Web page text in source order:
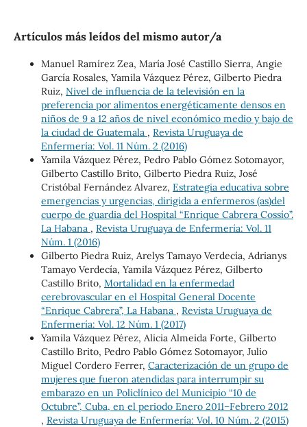
Artículos más leídos del mismo autor/a
Manuel Ramírez Zea, María José Castillo Sierra, Angie
García Rosales, Yamila Vázquez Pérez, Gilberto Piedra
Ruiz, Nivel de influencia de la televisión en la
preferencia por alimentos energéticamente densos en
niños de 9 a 12 años de nivel económico medio y bajo de
la ciudad de Guatemala , Revista Uruguaya de
Enfermería: Vol. 11 Núm. 2 (2016)
Yamila Vázquez Pérez, Pedro Pablo Gómez Sotomayor,
Gilberto Castillo Brito, Gilberto Piedra Ruiz, José
Cristóbal Fernández Alvarez, Estrategia educativa sobre
emergencias y urgencias, dirigida a enfermeros (as)del
cuerpo de guardia del Hospital “Enrique Cabrera Cossío”.
La Habana , Revista Uruguaya de Enfermería: Vol. 11
Núm. 1 (2016)
Gilberto Piedra Ruiz, Arelys Tamayo Verdecía, Adrianys
Tamayo Verdecía, Yamila Vázquez Pérez, Gilberto
Castillo Brito, Mortalidad en la enfermedad
cerebrovascular en el Hospital General Docente
“Enrique Cabrera”, La Habana , Revista Uruguaya de
Enfermería: Vol. 12 Núm. 1 (2017)
Yamila Vázquez Pérez, Alicia Almeida Forte, Gilberto
Castillo Brito, Pedro Pablo Gómez Sotomayor, Julio
Miguel Cordero Ferrer, Caracterización de un grupo de
mujeres que fueron atendidas para interrumpir su
embarazo en un Policlínico del Municipio “10 de
Octubre”, Cuba, en el periodo Enero 2011–Febrero 2012
, Revista Uruguaya de Enfermería: Vol. 10 Núm. 2 (2015)